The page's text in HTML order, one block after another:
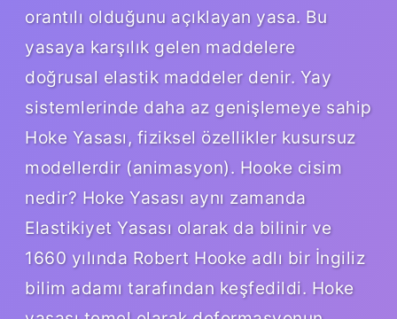
orantılı olduğunu açıklayan yasa. Bu
yasaya karşılık gelen maddelere
doğrusal elastik maddeler denir. Yay
sistemlerinde daha az genişlemeye sahip
Hoke Yasası, fiziksel özellikler kusursuz
modellerdir (animasyon). Hooke cisim
nedir? Hoke Yasası aynı zamanda
Elastikiyet Yasası olarak da bilinir ve
1660 yılında Robert Hooke adlı bir İngiliz
bilim adamı tarafından keşfedildi. Hoke